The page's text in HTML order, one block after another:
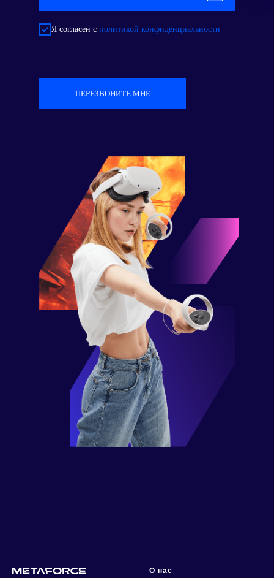
Я согласен с политикой конфиденциальности
ПЕРЕЗВОНИТЕ МНЕ
О нас